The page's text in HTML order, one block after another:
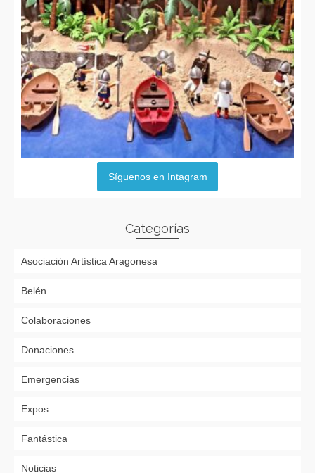
Síguenos en Intagram
Categorías
Asociación Artística Aragonesa
Belén
Colaboraciones
Donaciones
Emergencias
Expos
Fantástica
Noticias